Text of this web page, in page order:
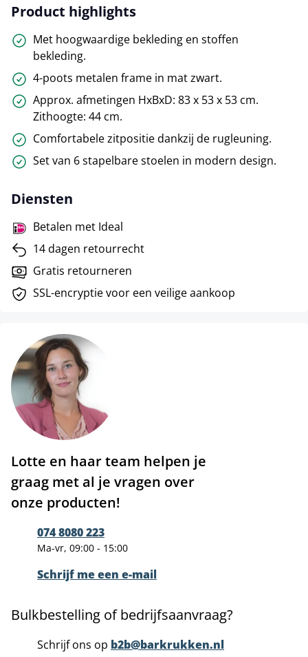
Product highlights
Met hoogwaardige bekleding en stoffen
bekleding.
4-poots metalen frame in mat zwart.
Approx. afmetingen HxBxD: 83 x 53 x 53 cm.
Zithoogte: 44 cm.
Comfortabele zitpositie dankzij de rugleuning.
Set van 6 stapelbare stoelen in modern design.
Diensten
Betalen met Ideal
14 dagen retourrecht
Gratis retourneren
SSL-encryptie voor een veilige aankoop
Lotte en haar team helpen je
graag met al je vragen over
onze producten!
074 8080 223
Ma-vr, 09:00 - 15:00
Schrijf me een e-mail
Bulkbestelling of bedrijfsaanvraag?
Schrijf ons op b2b@barkrukken.nl